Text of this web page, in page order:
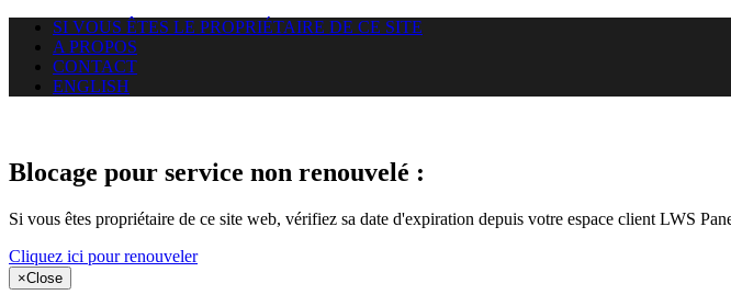
SI VOUS ÊTES LE PROPRIÉTAIRE DE CE SITE
A PROPOS
CONTACT
ENGLISH
Blocage pour service non renouvelé :
Si vous êtes propriétaire de ce site web, vérifiez sa date d'expiration depuis votre espace client LWS
Cliquez ici pour renouveler
×Close